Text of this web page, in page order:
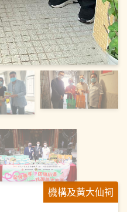
機構及黃大仙祠